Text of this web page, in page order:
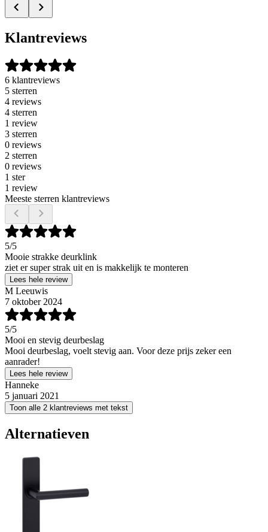
Klantreviews
6 klantreviews
5 sterren
4 reviews
4 sterren
1 review
3 sterren
0 reviews
2 sterren
0 reviews
1 ster
1 review
Meeste sterren klantreviews
5/5
Mooie strakke deurklink
ziet er super strak uit en is makkelijk te monteren
Lees hele review
M Leeuwis
7 oktober 2024
5/5
Mooi en stevig deurbeslag
Mooi deurbeslag, voelt stevig aan. Voor deze prijs zeker een
aanrader!
Lees hele review
Hanneke
5 januari 2021
Toon alle 2 klantreviews met tekst
Alternatieven